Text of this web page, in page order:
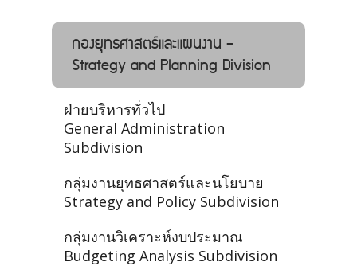
กองยุทธศาสตร์และแผนงาน -
Strategy and Planning Division
ฝ่ายบริหารทั่วไป
General Administration
Subdivision
กลุ่มงานยุทธศาสตร์และนโยบาย
Strategy and Policy Subdivision
กลุ่มงานวิเคราะห์งบประมาณ
Budgeting Analysis Subdivision